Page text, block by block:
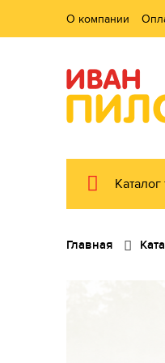
О компании
Главная